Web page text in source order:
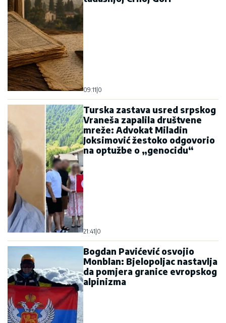
09:11|0
Turska zastava usred srpskog
Vraneša zapalila društvene
mreže: Advokat Miladin
Joksimović žestoko odgovorio
na optužbe o „genocidu“
21:41|0
Bogdan Pavićević osvojio
Monblan: Bjelopoljac nastavlja
da pomjera granice evropskog
alpinizma